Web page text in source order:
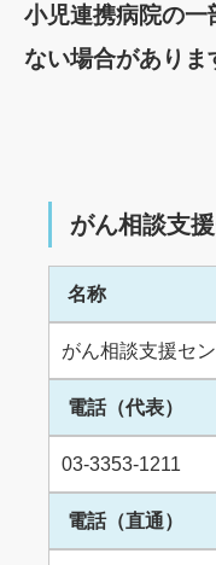
小児連携病院の一
ない場合がありま
がん相談支
名称
がん相談支援セ
電話（代表）
03-3353-1211
電話（直通）